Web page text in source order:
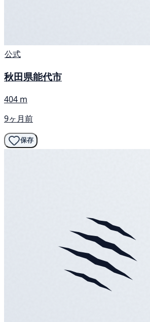
公式
秋田県能代市
404 m
9ヶ月前
保存